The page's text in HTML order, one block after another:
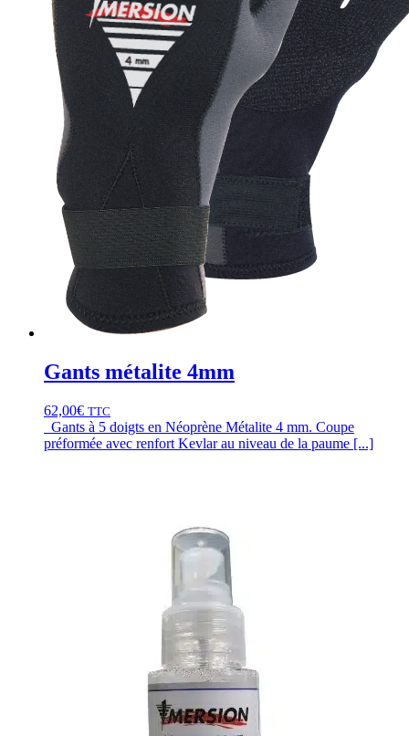
Gants métalite 4mm
62,00€ TTC
Gants à 5 doigts en Néoprène Métalite 4 mm. Coupe
préformée avec renfort Kevlar au niveau de la paume [...]